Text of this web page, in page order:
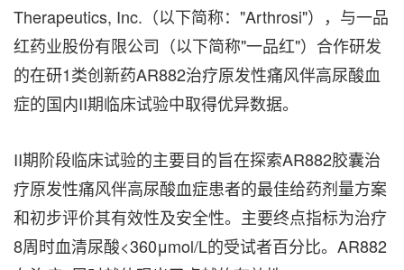
Therapeutics, Inc.（以下简称："Arthrosi"），与一品
红药业股份有限公司（以下简称"一品红"）合作研发
的在研1类创新药AR882治疗原发性痛风伴高尿酸血
症的国内II期临床试验中取得优异数据。
II期阶段临床试验的主要目的旨在探索AR882胶囊治
疗原发性痛风伴高尿酸血症患者的最佳给药剂量方案
和初步评价其有效性及安全性。主要终点指标为治疗
8周时血清尿酸<360μmol/L的受试者百分比。AR882